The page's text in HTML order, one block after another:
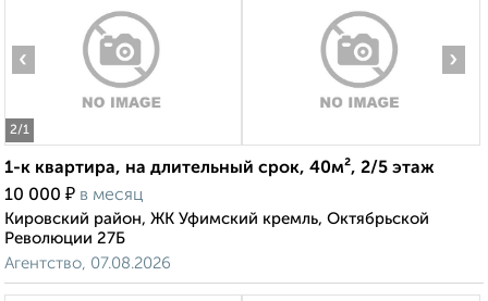
2/1
‹ ›
1-к квартира, на длительный срок, 40м², 2/5 этаж
10 000 ₽ в месяц
Кировский район, ЖК Уфимский кремль, Октябрьской
Революции 27Б
Агентство, 07.08.2026